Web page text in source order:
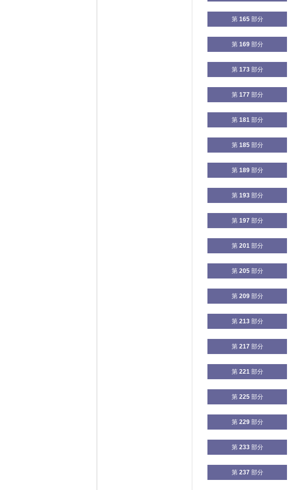
第 165部分
第 169部分
第 173部分
第 177 部分
第 181部分
第 185部分
第 189部分
第 193部分
第 197 部分
第 201部分
第 205部分
第 209部分
第 213部分
第 217 部分
第 221部分
第 225部分
第 229部分
第 233部分
第 237 部分